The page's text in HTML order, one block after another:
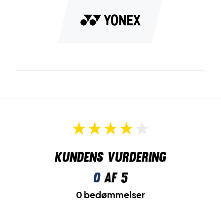
Kundens vurdering
0af 5
0 bedømmelser